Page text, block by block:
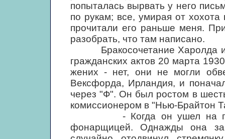
попыталась вырвать у него
по рукам; все, умирая от
прочитали его раньше меня.
разобрать, что там написано.
Бракосочетание Харолда и
гражданских актов 20 марта
жених - нет, они не могли
Вексфорда, Ирландия, и
через "Ф". Он был ростом в
комиссионером в "Нью-Брайтон
- Когда он ушел на
фонарщицей. Однажды она